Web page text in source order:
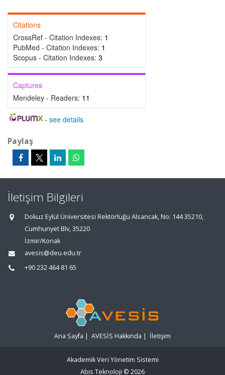
Citations
CrossRef - Citation Indexes: 1
PubMed - Citation Indexes: 1
Scopus - Citation Indexes: 3
Captures
Mendeley - Readers: 11
- see details
Paylaş
İletişim Bilgileri
Dokuz Eylül Üniversitesi Rektörlüğü Alsancak, No: 144 35210,
Cumhuriyet Blv, 35220
İzmir/Konak
avesis@deu.edu.tr
+90 232 464 81 65
Ana Sayfa | AVESİS Hakkında | İletişim
Akademik Veri Yönetim Sistemi
Abis Teknoloji © 2026